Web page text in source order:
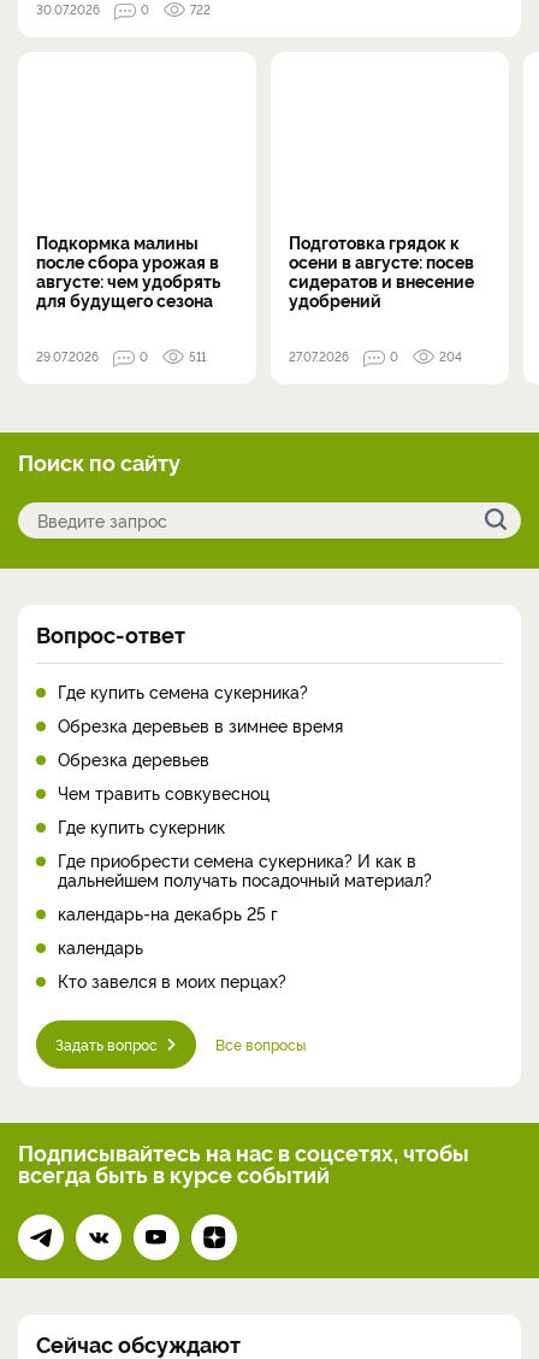
30.07.2026 0 722
Подкормка малины
после сбора урожая в
августе: чем удобрять
для будущего сезона
29.07.2026 0 511
Подготовка грядок к
осени в августе: посев
сидератов и внесение
удобрений
27.07.2026 0 204
Поиск по сайту
Вопрос-ответ
Где купить семена сукерника?
Обрезка деревьев в зимнее время
Обрезка деревьев
Чем травить совкувесноц
Где купить сукерник
Где приобрести семена сукерника? И как в
дальнейшем получать посадочный материал?
календарь-на декабрь 25 г
календарь
Кто завелся в моих перцах?
Задать вопрос Все вопросы
Подписывайтесь на нас в соцсетях, чтобы
всегдабыть в курсе событий
Сейчас обсуждают